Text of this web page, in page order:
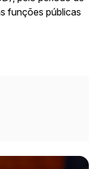
funções públicas